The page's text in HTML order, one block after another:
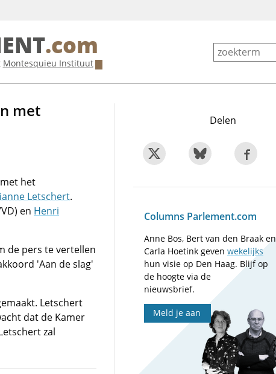
.com
Montesquieu Instituut
met
het
Letschert.
en Henri
de pers te vertellen
'Aan de slag'
Letschert
dat de Kamer
zal
Delen
Columns Parlement.com
Anne Bos, Bert van den Braak en
Carla Hoetink gevenwekelijks
hun visie op Den Haag. Blijf op
de hoogte via de
nieuwsbrief.
Meld je aan